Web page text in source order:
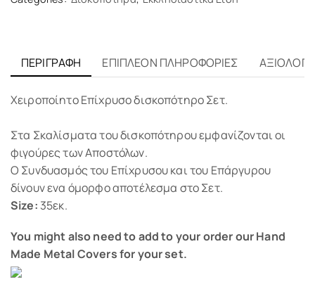
ΠΕΡΙΓΡΑΦΉ ΕΠΙΠΛΈΟΝ ΠΛΗΡΟΦΟΡΊΕΣ
Χειροποίητο Επίχρυσο δισκοπότηρο Σετ.
Στα Σκαλίσματα του δισκοπότηρου εμφανίζονται οι
φιγούρες των Αποστόλων.
Ο Συνδυασμός του Επίχρυσου και του Επάργυρου
δίνουν ενα όμορφο αποτέλεσμα στο Σετ.
Size: 35εκ.
You might also need to add to your order our Hand
Made Metal Covers for your set.